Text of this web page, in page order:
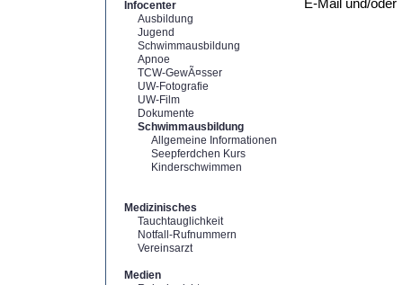
Infocenter
Ausbildung
Jugend
Schwimmausbildung
Apnoe
TCW-GewÃ¤sser
UW-Fotografie
UW-Film
Dokumente
Schwimmausbildung
Allgemeine Informationen
Seepferdchen Kurs
Kinderschwimmen
Medizinisches
Tauchtauglichkeit
Notfall-Rufnummern
Vereinsarzt
Medien
E-Mail und/oder